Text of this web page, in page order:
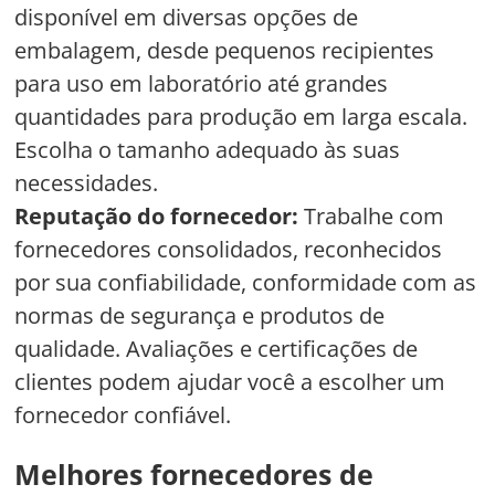
disponível em diversas opções de
embalagem, desde pequenos recipientes
para uso em laboratório até grandes
quantidades para produção em larga escala.
Escolha o tamanho adequado às suas
necessidades.
Reputação do fornecedor:Trabalhe com
fornecedores consolidados, reconhecidos
por sua confiabilidade, conformidade com as
normas de segurança e produtos de
qualidade. Avaliações e certificações de
clientes podem ajudar você a escolher um
fornecedor confiável.
Melhores fornecedores de